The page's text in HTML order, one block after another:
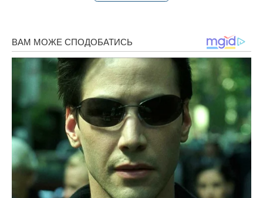
***
Багато щастя, моря сміху,